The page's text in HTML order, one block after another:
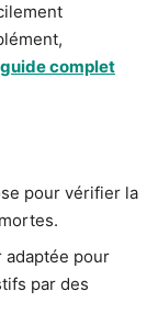
complet
pour vérifier la
adaptée pour
par des